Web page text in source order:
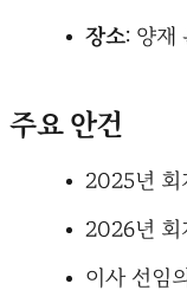
장소: 양재
주요 안건
2025년 회
2026년 회
이사 선임